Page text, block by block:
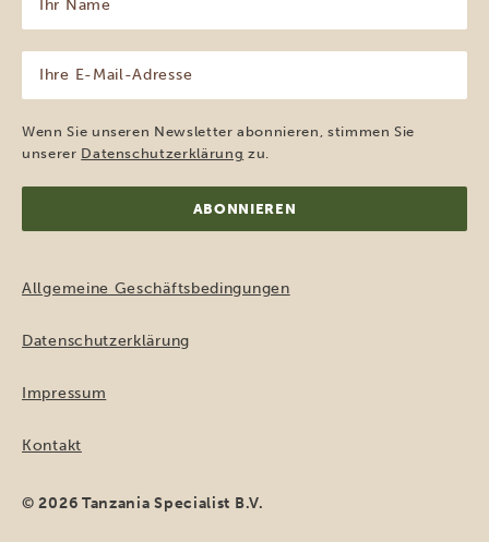
Name
(erforderlich)
Mail-
Adresse
(erforderlich)
Wenn Sie unseren Newsletter abonnieren, stimmen Sie
unserer Datenschutzerklärung zu.
Allgemeine Geschäftsbedingungen
Datenschutzerklärung
Impressum
Kontakt
© 2026 Tanzania Specialist B.V.